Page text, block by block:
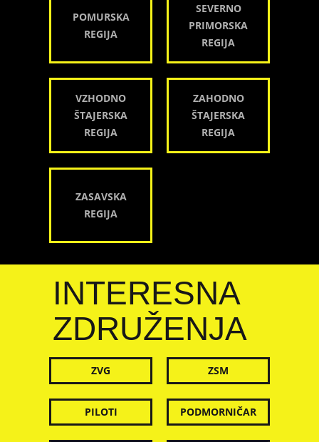
POMURSKA
REGIJA
SEVERNO
PRIMORSKA
REGIJA
VZHODNO
ŠTAJERSKA
REGIJA
ZAHODNO
ŠTAJERSKA
REGIJA
ZASAVSKA
REGIJA
INTERESNA
ZDRUŽENJA
ZVG ZSM
PILOTI PODMORNIČAR